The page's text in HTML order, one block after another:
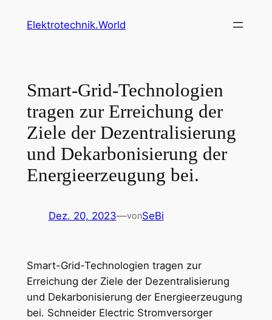
InhaltElektrotechnik.World
Smart-Grid-Technologien
tragen zur Erreichung der
Ziele der Dezentralisierung
und Dekarbonisierung der
Energieerzeugung bei.
Dez. 20, 2023—vonSeBi
Smart-Grid-Technologien tragen zur
Erreichung der Ziele der Dezentralisierung
und Dekarbonisierung der Energieerzeugung
bei. Schneider Electric Stromversorger